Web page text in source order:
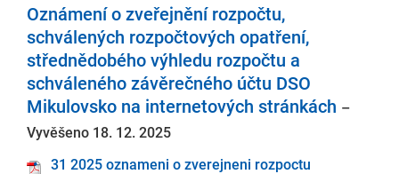
Oznámení o zveřejnění rozpočtu,
schválených rozpočtových opatření,
střednědobého výhledu rozpočtu a
schváleného závěrečného účtu DSO
Mikulovsko na internetových stránkách –
Vyvěšeno 18. 12. 2025
31 2025 oznameni o zverejneni rozpoctu